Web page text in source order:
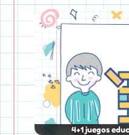
4+1 juegos